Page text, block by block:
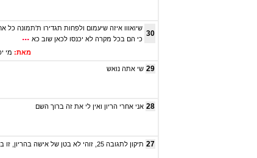
שיואווו איזה שיעמום ולפחות תגדירו ת'תמונה
כי הם בכל מקרה לא יכנסו לכאן שוב כא ... 30
מאת: מי
שי אתה נואש 29
אני אחרי הריון ואין לי את זה ברוך השם 28
תיקון לתגובה 25, זוהי לא בטן של אישה בהריון, זו בטן של אישה שילדה!!! 27